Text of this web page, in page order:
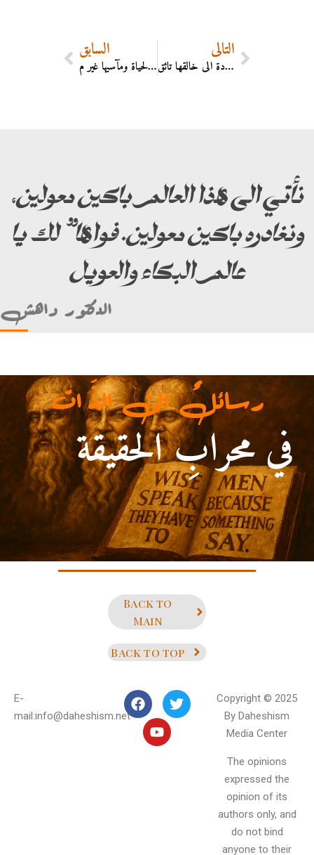
السابق
أنا أؤمن بأنه توجـد عدالةٌ سماويّة , وأنَّ جميع ما يُصيبنا في الحياةِ الدُّنيا من مُنغِّصاتٍ وأكدارٍ انَّ هـو الاَّ جـزاء وفاق لمِا أجترحناه في أدوارنا السابقة من آثـامٍ وشـرور . ولهـذا يجب علينا أن نستقبل كلَّ مـا يحـلُّ بنـا من آلام الحياة ومآسيها غير م
التالي
الرُّوح نفثةٌ الهيَّة تحتلُّ الخلائق , وكل منها للعودة الى خالقها تائق .
نأتي الى هذا العالم باكين معولين،
ونغادره باكين معولين. فواها” لك يا
عالم البكاء والعويل
الدكتور داهش
في محرابِ الحقيقة
علي بن أبي طالب)
رسائلٌ الى الذَّ ات
Back to
Main
Back to top
E-
mail:info@daheshism.net
Copyright © 2025
By Daheshism
Media Center
The opinions
expressed the
opinion of its
authors only, and
do not bind
anyone to their